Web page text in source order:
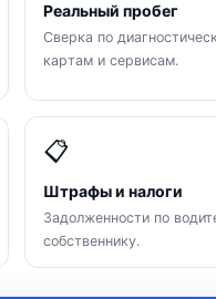
Реальный пробег
Сверка по
картам и сервисам.
📋
Штрафы и налоги
Задолженности по
собственнику.